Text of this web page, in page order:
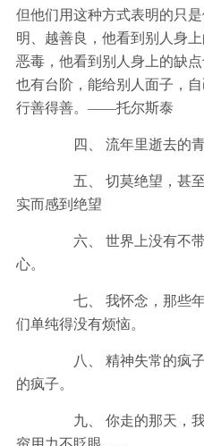
但他们用这种方式表明的只
明、越善良，他看到别人身
恶毒，他看到别人身上的缺
也有台阶，能给别人面子，
行善得善。——托尔斯泰
四、 流年里逝去的青
五、 切莫绝望，甚至
实而感到绝望
六、 世界上没有不带
心。
七、 我怀念，那些年
们单纯得没有烦恼。
八、 精神失常的疯子
的疯子。
九、 你走的那天，我